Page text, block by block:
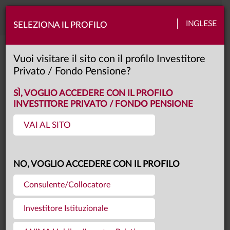
SELEZIONA IL PROFILO INGLESE
Vuoi visitare il sito con il profilo Investitore
Privato / Fondo Pensione?
SÌ, VOGLIO ACCEDERE CON IL PROFILO
INVESTITORE PRIVATO / FONDO PENSIONE
VAI AL SITO
NO, VOGLIO ACCEDERE CON IL PROFILO
Consulente/Collocatore
Investitore Istituzionale
Toggle
Video center
VIDEO CENTER